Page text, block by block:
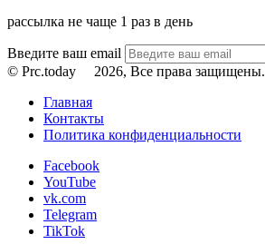
рассылка не чаще 1 раз в день
Введите ваш email
© Prc.today
2026, Все права защищены.
Главная
Контакты
Политика конфиденциальности
Facebook
YouTube
vk.com
Telegram
TikTok